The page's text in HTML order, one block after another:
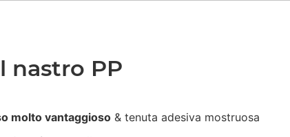
nastro PP
molto vantaggioso & tenuta adesiva mostruosa